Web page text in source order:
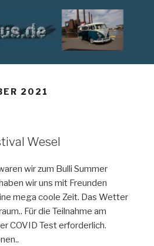
2021
Wesel
wir zum Bulli Summer
wir uns mit Freunden
mega coole Zeit. Das Wetter
Für die Teilnahme am
COVID Test erforderlich.